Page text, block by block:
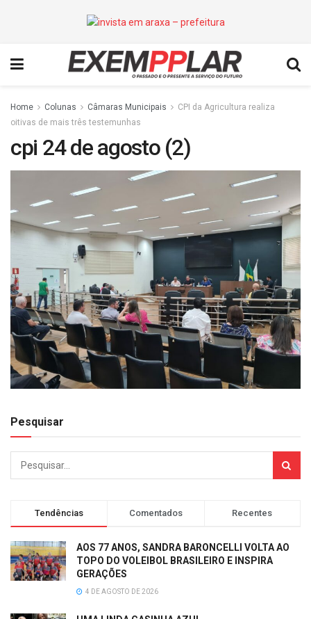
Home Colunas Câmaras Municipais
CPI da Agricultura realiza
oitivas de mais três testemunhas
cpi 24 de agosto (2)
Pesquisar
Tendências Comentados Recentes
AOS 77 ANOS, SANDRA BARONCELLI VOLTA AO
TOPO DO VOLEIBOL BRASILEIRO E INSPIRA
GERAÇÕES
4 DE AGOSTO DE 2026